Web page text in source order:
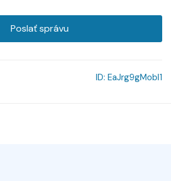
Poslať správu
ID: EaJrg9gMobl1